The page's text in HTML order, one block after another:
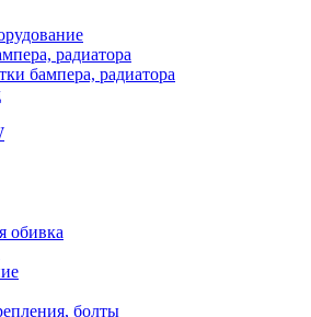
радиатора
бампера, радиатора
обивка
болты